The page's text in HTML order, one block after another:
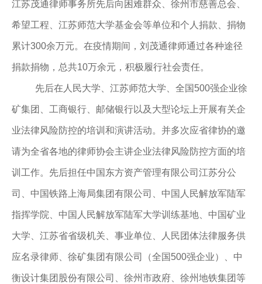
江苏茂通律师事务所先后向困难群众、徐州市慈善总会、
希望工程、江苏师范大学基金会等单位和个人捐款、捐物
累计300余万元。在疫情期间，刘茂通律师通过各种途径
捐款捐物，总共10万余元，积极履行社会责任。
先后在人民大学、江苏师范大学、全国500强企业徐
矿集团、工商银行、邮储银行以及大型论坛上开展有关企
业法律风险防控的培训和演讲活动。并多次应省律协的邀
请为全省各地的律师协会主讲企业法律风险防控方面的培
训工作。先后担任中国东方资产管理有限公司江苏分公
司、中国铁路上海局集团有限公司、中国人民解放军陆军
指挥学院、中国人民解放军陆军大学训练基地、中国矿业
大学、江苏省省级机关、事业单位、人民团体法律服务供
应名录律师、徐矿集团有限公司（全国500强企业）、中
衡设计集团股份有限公司、徐州市政府、徐州地铁集团等